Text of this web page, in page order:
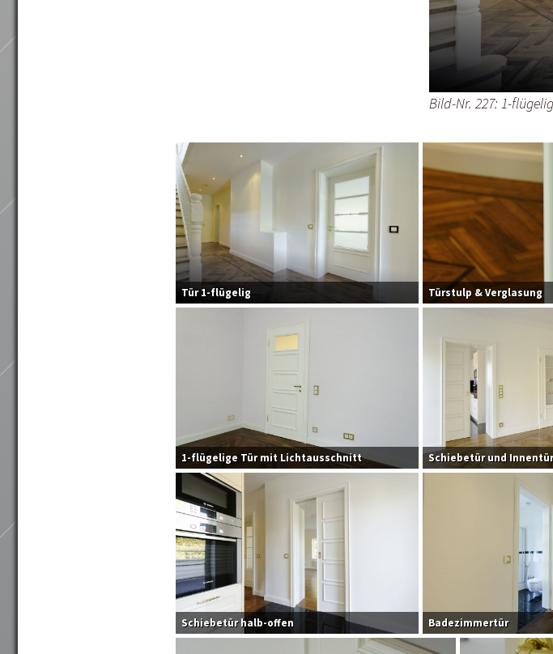
Bild-Nr. 227: 1-
Tür 1-flügelig Türstulp & Verglasung
1-flügelige Tür mit Lichtausschnitt Schiebetür und Innentür
Schiebetür halb-offen Badezimmertür